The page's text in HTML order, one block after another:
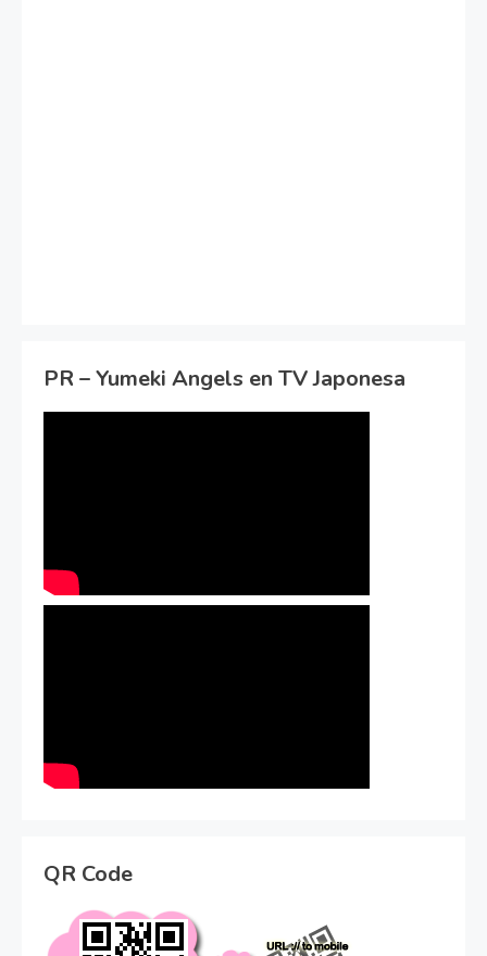
PR – Yumeki Angels en TV Japonesa
QR Code